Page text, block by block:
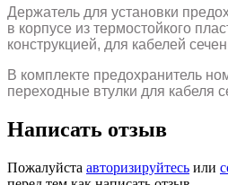
Держатель для установки
в корпусе из термостойкого
конструкцией, для кабелей
В комплекте предохранитель
переходные втулки для кабеля
Написать отзыв
Пожалуйста авторизируйтесь или